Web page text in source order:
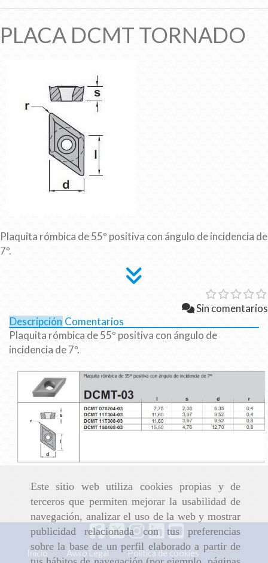
Este sitio web utiliza cookies propias y de
terceros que permiten mejorar la usabilidad de
navegación, analizar el uso de la web y mostrar
publicidad relacionada con tus preferencias
sobre la base de un perfil elaborado a partir de
PLACA DCMT TORNADO
Plaquita rómbica de 55º positiva con ángulo de incidencia de
7º.
Sin comentarios
Descripción Comentarios
Plaquita rómbica de 55º positiva con ángulo de
incidencia de 7º.
Inicio Aviso Legal Política de cookies